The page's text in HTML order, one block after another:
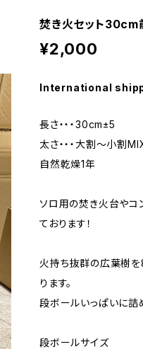
焚き火セット
¥2,000
International
長さ・・・30cm±5
太さ・・・大割〜小割
自然乾燥1年
ソロ用の焚き火台やコ
ております！
火持ち抜群の広葉樹
ります。
段ボールいっぱいに詰
段ボールサイズ